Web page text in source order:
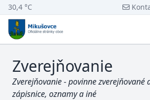
30,4 °C
Zverejňovanie
Zverejňovanie - povinne zverejňované
zápisnice, oznamy a iné